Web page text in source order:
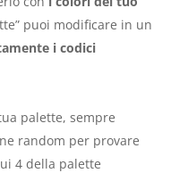
puoi modificare in un
i codici
palette, sempre
random per provare
4 della palette